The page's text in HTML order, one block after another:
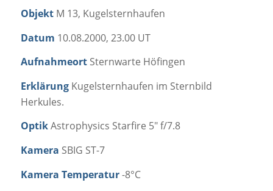
ObjektM 13, Kugelsternhaufen
Datum 10.08.2000, 23.00 UT
AufnahmeortSternwarte Höfingen
ErklärungKugelsternhaufen im Sternbild
Herkules.
OptikAstrophysics Starfire 5″ f/7.8
Kamera SBIG ST-7
Kamera Temperatur-8°C